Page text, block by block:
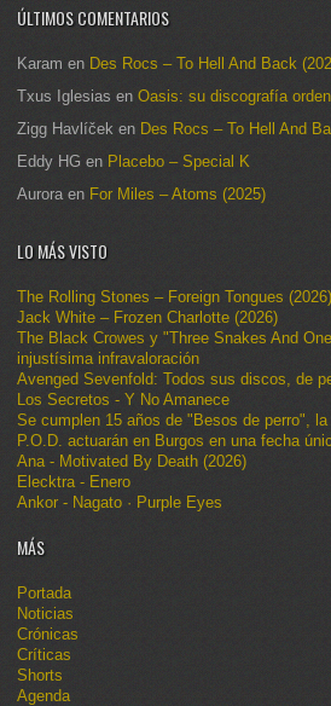
ÚLTIMOS COMENTARIOS
Karam en Des Rocs – To Hell And Back
Txus Iglesias en Oasis: su discografía
Zigg Havlíček en Des Rocs – To Hell And
Eddy HG en Placebo – Special K
Auroraen For Miles – Atoms (2025)
LO MÁS VISTO
The Rolling Stones – Foreign Tongues (2026)
Jack White – Frozen Charlotte (2026)
The Black Crowes y "Three Snakes And
injustísima infravaloración
Avenged Sevenfold: Todos sus discos, de
Los Secretos - Y No Amanece
Se cumplen 15 años de "Besos de perro",
P.O.D. actuarán en Burgos en una fecha
Ana - Motivated By Death (2026)
Elecktra - Enero
Ankor - Nagato · Purple Eyes
MÁS
Portada
Noticias
Crónicas
Críticas
Shorts
Agenda